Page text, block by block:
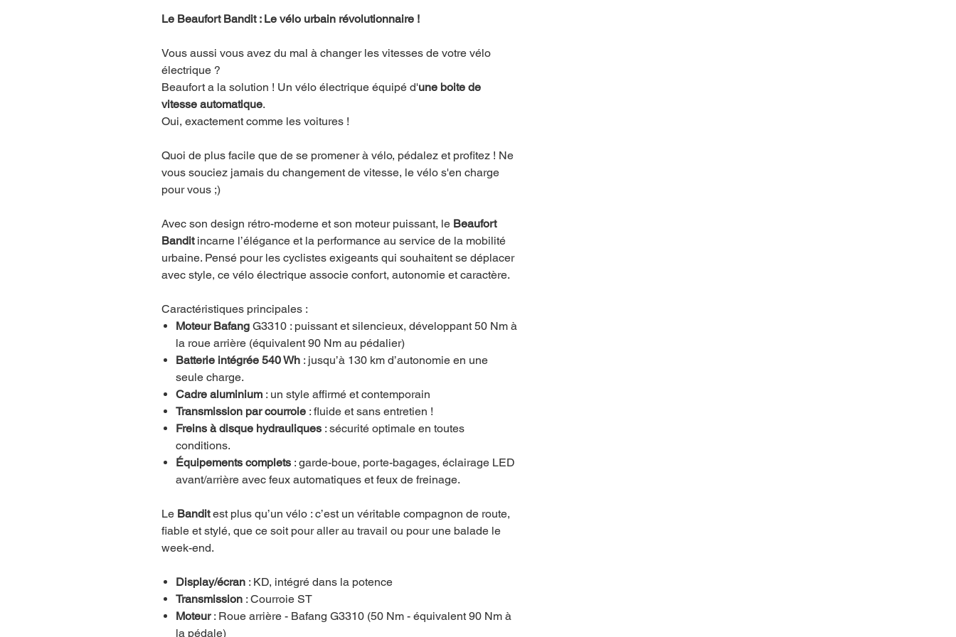
Le Beaufort Bandit : Le vélo urbain révolutionnaire !
Vous aussi vous avez du mal à changer les vitesses de votre vélo
électrique ?
Beaufort a la solution ! Un vélo électrique équipé d'une boite de
vitesse automatique.
Oui, exactement comme les voitures !
Quoi de plus facile que de se promener à vélo, pédalez et profitez ! Ne
vous souciez jamais du changement de vitesse, le vélo s'en charge
pour vous ;)
Avec son design rétro-moderne et son moteur puissant, le Beaufort
Banditincarne l’élégance et la performance au service de la mobilité
urbaine. Pensé pour les cyclistes exigeants qui souhaitent se déplacer
avec style, ce vélo électrique associe confort, autonomie et caractère.
Caractéristiques principales :
Moteur Bafang G3310 : puissant et silencieux, développant 50 Nm à
la roue arrière (équivalent 90 Nm au pédalier)
Batterie intégrée 540 Wh : jusqu’à 130 km d’autonomie en une
seule charge.
Cadre aluminium : un style affirmé et contemporain
Transmission par courroie : fluide et sans entretien !
Freins à disque hydrauliques : sécurité optimale en toutes
conditions.
Équipements complets : garde-boue, porte-bagages, éclairage LED
avant/arrière avec feux automatiques et feux de freinage.
Le Banditest plus qu’un vélo : c’est un véritable compagnon de route,
fiable et stylé, que ce soit pour aller au travail ou pour une balade le
week-end.
Display/écran : KD, intégré dans la potence
Transmission : Courroie ST
Moteur: Roue arrière - Bafang G3310 (50 Nm - équivalent 90 Nm à
la pédale)